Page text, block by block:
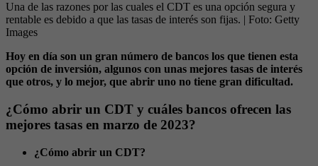
Una de las razones por las cuales el CDT es una opción segura y
rentable es debido a que las tasas de interés son fijas. | Foto: Getty
Images
Hoy en día son un gran número de bancos los que tienen esta
opción de inversión, algunos con unas mejores tasas de interés
que otros, y lo mejor, que abrir uno no tiene gran dificultad.
¿Cómo abrir un CDT y cuáles bancos ofrecen las
mejores tasas en marzo de 2023?
¿Cómo abrir un CDT?